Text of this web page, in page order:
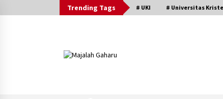
to
Trending Tags # UKI # Universitas